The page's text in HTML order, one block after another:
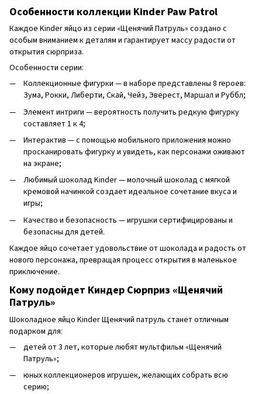
Особенности коллекции Kinder Paw Patrol
Каждое Kinder яйцо из серии «Щенячий Патруль» создано с
особым вниманием к деталям и гарантирует массу радости от
открытия сюрприза.
Особенности серии:
Коллекционные фигурки — в наборе представлены 8 героев:
Зума, Рокки, Либерти, Скай, Чейз, Эверест, Маршал и Руббл;
Элемент интриги — вероятность получить редкую фигурку
составляет 1 к 4;
Интерактив — с помощью мобильного приложения можно
просканировать фигурку и увидеть, как персонажи оживают
на экране;
Любимый шоколад Kinder — молочный шоколад с мягкой
кремовой начинкой создает идеальное сочетание вкуса и
игры;
Качество и безопасность — игрушки сертифицированы и
безопасны для детей.
Каждое яйцо сочетает удовольствие от шоколада и радость от
нового персонажа, превращая процесс открытия в маленькое
приключение.
Кому подойдет Киндер Сюрприз «Щенячий
Патруль»
Шоколадное яйцо Kinder Щенячий патруль станет отличным
подарком для:
детей от 3 лет, которые любят мультфильм «Щенячий
Патруль»;
юных коллекционеров игрушек, желающих собрать всю
серию;